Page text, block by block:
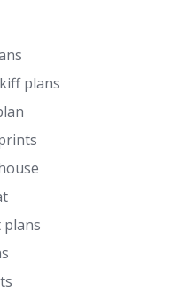
plans